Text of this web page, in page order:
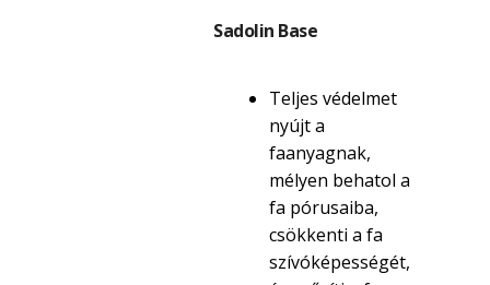
Sadolin Base
Teljes védelmet
nyújt a
faanyagnak,
mélyen behatol a
fa pórusaiba,
csökkenti a fa
szívóképességét,